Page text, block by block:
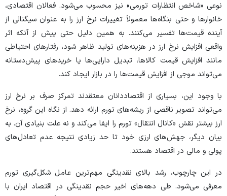
نوعی «شاخص انتظارات تورمی» نیز محسوب می‌شود. فعالان اقتصادی،
خانوار‌ها و حتی بنگاه‌ها معمولاً تغییرات نرخ ارز را به عنوان سیگنالی از
آینده قیمت‌ها تفسیر می‌کنند. به همین دلیل حتی پیش از آنکه اثر
واقعی افزایش نرخ ارز در هزینه‌های تولید ظاهر شود، رفتار‌های احتیاطی
مانند افزایش قیمت کالاها، تبدیل دارایی‌ها یا خرید‌های پیش‌دستانه
می‌تواند موجی از افزایش قیمت‌ها را در بازار ایجاد کند.
با وجود این، بسیاری از اقتصاددانان معتقدند تمرکز صرف بر نرخ ارز
می‌تواند تصویر ناقصی از ریشه‌های تورم ارائه دهد. از نگاه این گروه، نرخ
ارز بیشتر نقش «کانال انتقال» تورم را ایفا می‌کند و نه علت بنیادی آن. به
بیان دیگر، جهش‌های ارزی خود تا حد زیادی نتیجه عدم تعادل‌های
پولی و مالی در اقتصاد هستند.
در این چارچوب، رشد بالای نقدینگی مهم‌ترین عامل شکل‌گیری تورم
معرفی می‌شود. طی دهه‌های اخیر حجم نقدینگی در اقتصاد ایران با